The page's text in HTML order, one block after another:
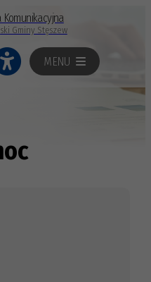
Gminy Stęszew
MENU